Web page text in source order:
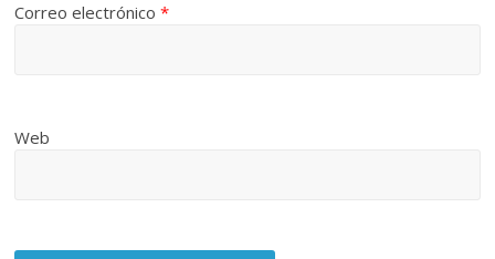
Correo electrónico*
Web